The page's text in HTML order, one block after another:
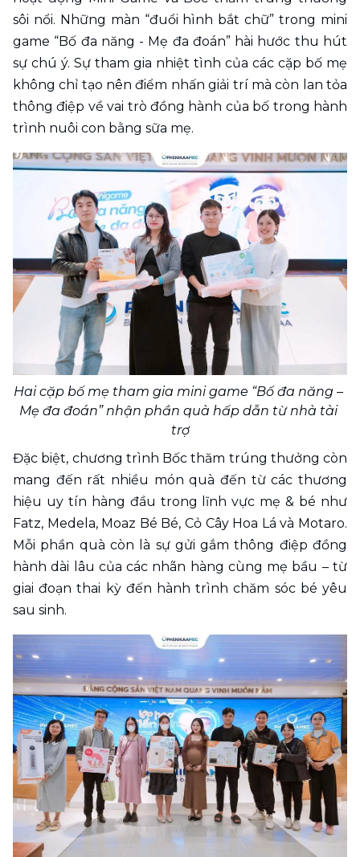
sôi nổi. Những màn “đuổi hình bắt chữ” trong mini
game “Bố đa năng - Mẹ đa đoán” hài hước thu hút
sự chú ý. Sự tham gia nhiệt tình của các cặp bố mẹ
không chỉ tạo nên điểm nhấn giải trí mà còn lan tỏa
thông điệp về vai trò đồng hành của bố trong hành
trình nuôi con bằng sữa mẹ.
Hai cặp bố mẹ tham gia mini game “Bố đa năng –
Mẹ đa đoán” nhận phần quà hấp dẫn từ nhà tài
trợ
Đặc biệt, chương trình Bốc thăm trúng thưởng còn
mang đến rất nhiều món quà đến từ các thương
hiệu uy tín hàng đầu trong lĩnh vực mẹ & bé như
Fatz, Medela, Moaz Bé Bé, Cỏ Cây Hoa Lá và Motaro.
Mỗi phần quà còn là sự gửi gắm thông điệp đồng
hành dài lâu của các nhãn hàng cùng mẹ bầu – từ
giai đoạn thai kỳ đến hành trình chăm sóc bé yêu
sau sinh.